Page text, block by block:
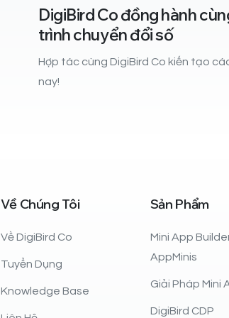
DigiBird Co đồng hành
trình chuyển đổi số
Hợp tác cùng DigiBird Co kiến tạo
nay!
Về Chúng Tôi
Về DigiBird Co
Tuyển Dụng
Knowledge Base
Sản Phẩm
Mini App
AppMinis
Giải Pháp Mini
DigiBird CDP